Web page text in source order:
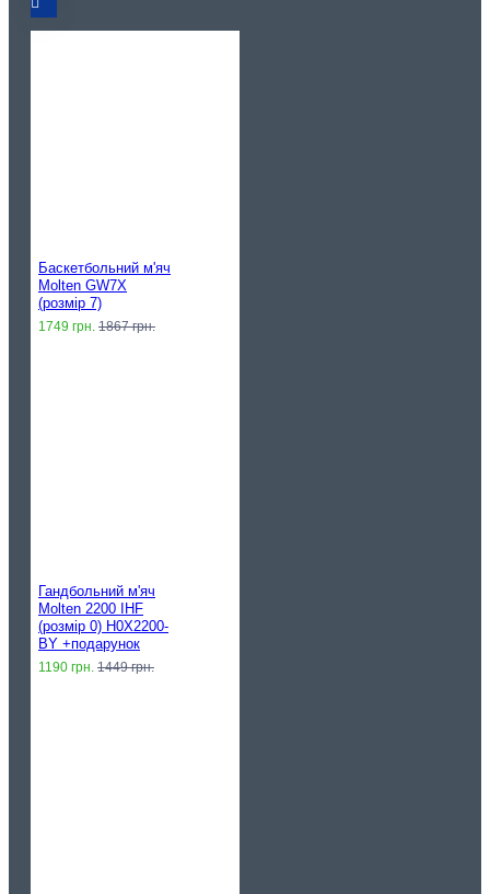
Баскетбольний м'яч
Molten GW7X
(розмір 7)
1749 грн. 1867 грн.
Гандбольний м'яч
Molten 2200 IHF
(розмір 0) H0X2200-
BY +подарунок
1190 грн. 1449 грн.